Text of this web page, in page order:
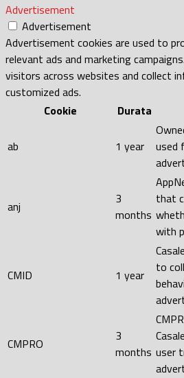
Advertisement
Advertisement
Advertisement cookies are used to
relevant ads and marketing
visitors across websites and collect
customized ads.
Cookie
Durata
ab 1 year
used
anj
3
months
that
with
CMID 1 year
to
CMPRO
3
months user